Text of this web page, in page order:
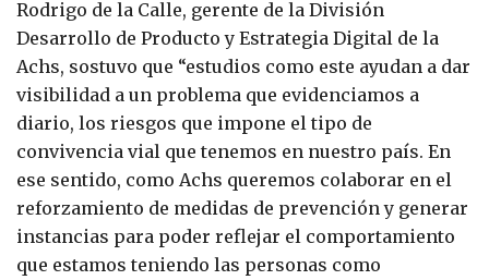
Rodrigo de la Calle, gerente de la División
Desarrollo de Producto y Estrategia Digital de la
Achs, sostuvo que “estudios como este ayudan a dar
visibilidad a un problema que evidenciamos a
diario, los riesgos que impone el tipo de
convivencia vial que tenemos en nuestro país. En
ese sentido, como Achs queremos colaborar en el
reforzamiento de medidas de prevención y generar
instancias para poder reflejar el comportamiento
que estamos teniendo las personas como